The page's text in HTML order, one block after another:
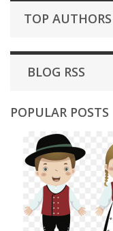
TOP AUTHORS
BLOG RSS
POPULAR POSTS